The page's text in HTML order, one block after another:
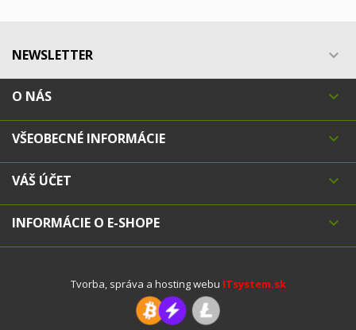
NEWSLETTER 
O NÁS 
VŠEOBECNÉ INFORMÁCIE 
VÁŠ ÚČET 
INFORMÁCIE O E-SHOPE 
Tvorba, správa a hosting webu ITsystem.sk